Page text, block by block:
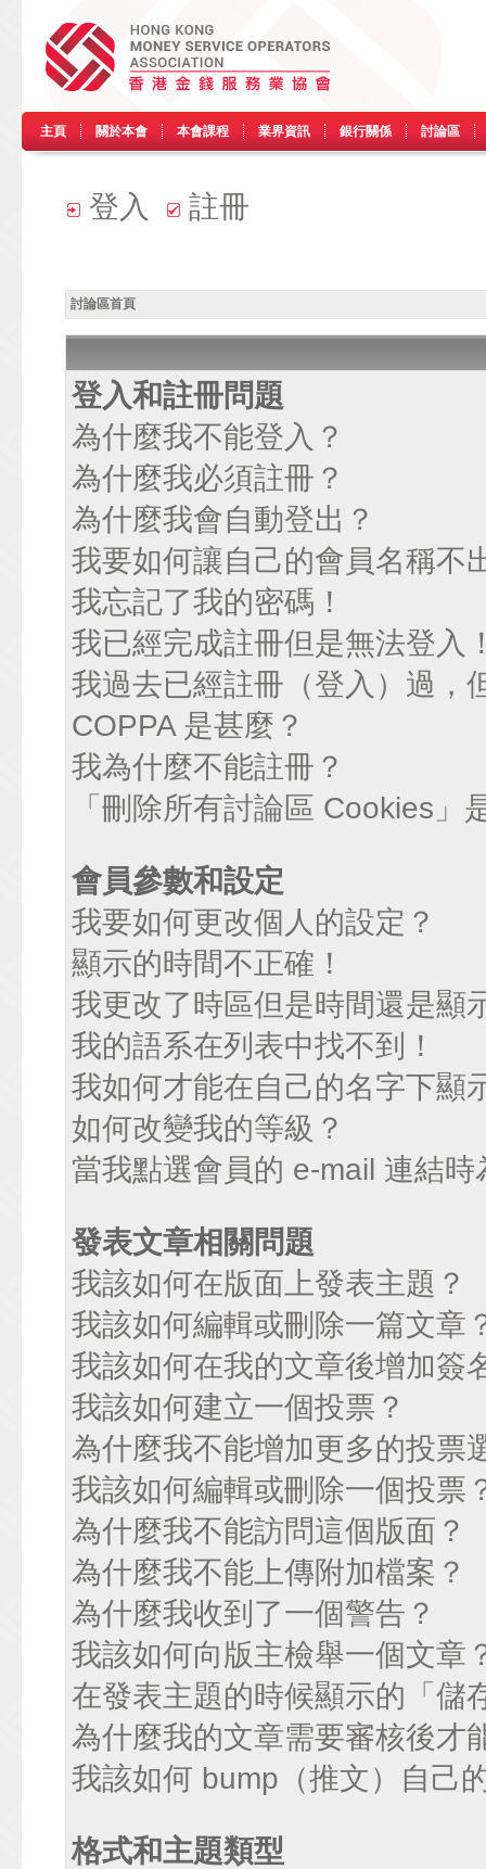
主頁 關於本會 本會課程 業界資訊 銀行關係 討論區
登入 註冊
討論區首頁
登入和註冊問題
為什麼我不能登入？
為什麼我必須註冊？
為什麼我會自動登出？
我要如何讓自己的會員名稱不
我忘記了我的密碼！
我已經完成註冊但是無法登入
我過去已經註冊（登入）過，
COPPA 是甚麼？
我為什麼不能註冊？
「刪除所有討論區 Cookies」
會員參數和設定
我要如何更改個人的設定？
顯示的時間不正確！
我更改了時區但是時間還是顯
我的語系在列表中找不到！
我如何才能在自己的名字下顯
如何改變我的等級？
當我點選會員的 e-mail 連結
發表文章相關問題
我該如何在版面上發表主題？
我該如何編輯或刪除一篇文章
我該如何在我的文章後增加簽
我該如何建立一個投票？
為什麼我不能增加更多的投票
我該如何編輯或刪除一個投票
為什麼我不能訪問這個版面？
為什麼我不能上傳附加檔案？
為什麼我收到了一個警告？
我該如何向版主檢舉一個文章
在發表主題的時候顯示的「儲
為什麼我的文章需要審核後才
我該如何 bump（推文）自己
格式和主題類型